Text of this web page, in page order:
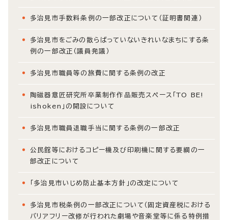
多治見市手数料条例の一部改正について（証明書関連）
多治見市をごみの散らばっていないきれいなまちにする条
例の一部改正（議員発議）
多治見市職員等の旅費に関する条例の改正
陶磁器意匠研究所卒業制作作品販売スペース「TO BE!
ishoken」の開設について
多治見市職員退職手当に関する条例の一部改正
公民館等におけるコピー機及び印刷機に関する要綱の一
部改正について
「多治見市いじめ防止基本方針」の改定について
多治見市税条例の一部改正について（固定資産税における
バリアフリー改修が行われた劇場や音楽堂等に係る特例措